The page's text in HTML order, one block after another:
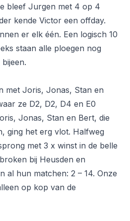
bleef Jurgen met 4 op 4
kende Victor een offday.
er elk één. Een logisch 10
staan alle ploegen nog
met Joris, Jonas, Stan en
ze D2, D2, D4 en E0
Jonas, Stan en Bert, die
ging het erg vlot. Halfweg
met 3 x winst in de belle
bij Heusden en
al hun matchen: 2 – 14. Onze
op kop van de